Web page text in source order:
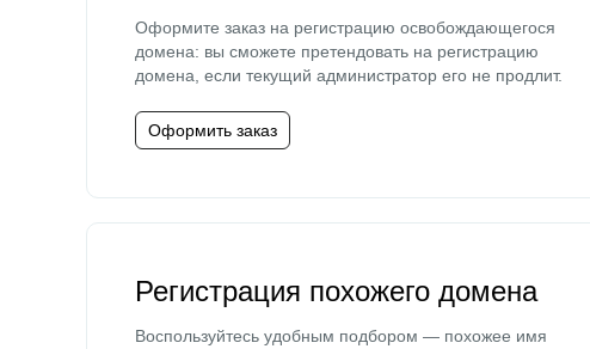
Оформите заказ на регистрацию освобождающегося
домена: вы сможете претендовать на регистрацию
домена, если текущий администратор его не продлит.
Оформить заказ
Регистрация похожего домена
Воспользуйтесь удобным подбором — похожее имя